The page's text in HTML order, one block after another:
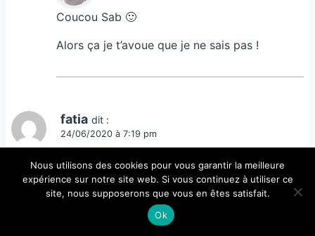
Coucou Sab 🙂
Alors ça je t’avoue que je ne sais pas !
fatia dit :
24/06/2020 à 7:19 pm
sans vraiment de signes avant coureur. J’avais passé
une bonne nuit. Le lendemain matin impossible de me
lever, des vertiges en tournant la tête à droite à
Nous utilisons des cookies pour vous garantir la meilleure
expérience sur notre site web. Si vous continuez à utiliser ce
site, nous supposerons que vous en êtes satisfait.
Ok